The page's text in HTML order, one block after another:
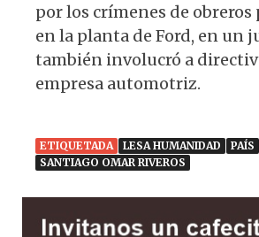
por los crímenes de
en la planta de Ford, en un
también involucró a
empresa automotriz.
ETIQUETADA LESA HUMANIDAD
PAÍS
SANTIAGO OMAR RIVEROS